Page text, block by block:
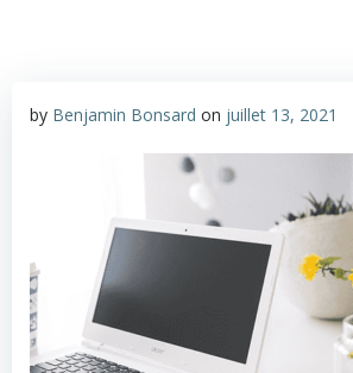
by Benjamin Bonsard on juillet 13, 2021